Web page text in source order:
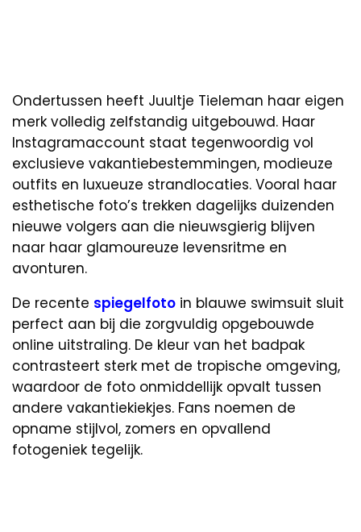
Ondertussen heeft Juultje Tieleman haar eigen
merk volledig zelfstandig uitgebouwd. Haar
Instagramaccount staat tegenwoordig vol
exclusieve vakantiebestemmingen, modieuze
outfits en luxueuze strandlocaties. Vooral haar
esthetische foto’s trekken dagelijks duizenden
nieuwe volgers aan die nieuwsgierig blijven
naar haar glamoureuze levensritme en
avonturen.
De recente spiegelfoto in blauwe swimsuit sluit
perfect aan bij die zorgvuldig opgebouwde
online uitstraling. De kleur van het badpak
contrasteert sterk met de tropische omgeving,
waardoor de foto onmiddellijk opvalt tussen
andere vakantiekiekjes. Fans noemen de
opname stijlvol, zomers en opvallend
fotogeniek tegelijk.